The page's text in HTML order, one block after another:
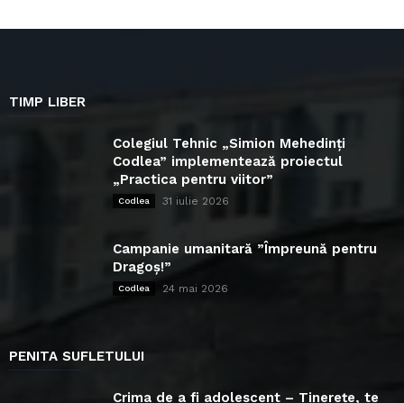
TIMP LIBER
Colegiul Tehnic „Simion Mehedinți
Codlea” implementează proiectul
„Practica pentru viitor”
Codlea 31 iulie 2026
Campanie umanitară ”Împreună pentru
Dragoș!”
Codlea 24 mai 2026
PENITA SUFLETULUI
Crima de a fi adolescent – Tinerețe, te